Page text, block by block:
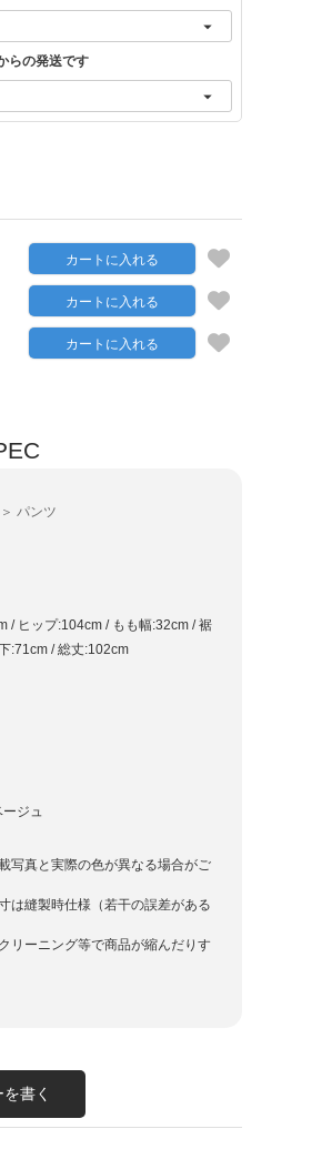
らの発送です
カートに入れる
カートに入れる
カートに入れる
パンツ
/ ヒップ:104cm / もも幅:32cm / 裾
:71cm / 総丈:102cm
ジュ
写真と実際の色が異なる場合がご
は縫製時仕様（若干の誤差がある
リーニング等で商品が縮んだりす
書く